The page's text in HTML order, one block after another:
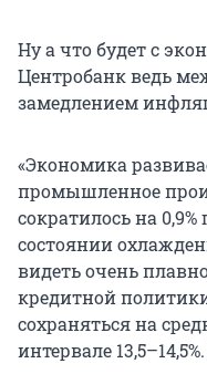
Ну а что будет с
Центробанк ведь
замедлением
«Экономика
промышленное
сократилось на
состоянии
видеть очень
кредитной
сохраняться на
интервале